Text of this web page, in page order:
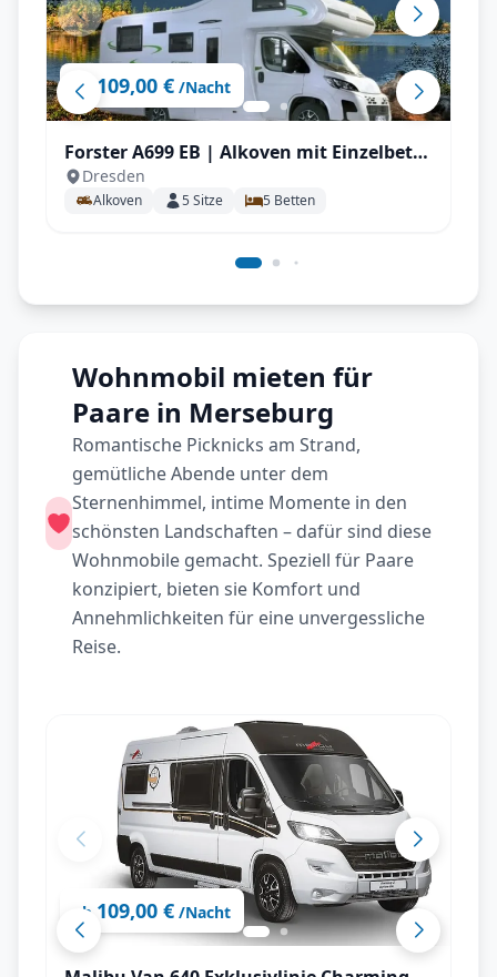
ab 109,00 € /Nacht
Forster A699 EB | Alkoven mit Einzelbett
für bis zu 5 P.
Dresden
Alkoven 5Sitze 5 Betten
Wohnmobil mieten für
Paare in Merseburg
Romantische Picknicks am Strand,
gemütliche Abende unter dem
Sternenhimmel, intime Momente in den
schönsten Landschaften – dafür sind diese
Wohnmobile gemacht. Speziell für Paare
konzipiert, bieten sie Komfort und
Annehmlichkeiten für eine unvergessliche
Reise.
ab 109,00 € /Nacht